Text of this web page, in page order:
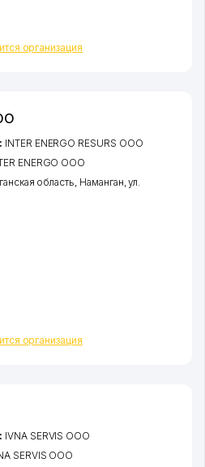
организация
организация
INTER ENERGO RESURS ООО
ENERGO ООО
область, Наманган,ул.
IVNA SERVIS ООО
SERVIS ООО